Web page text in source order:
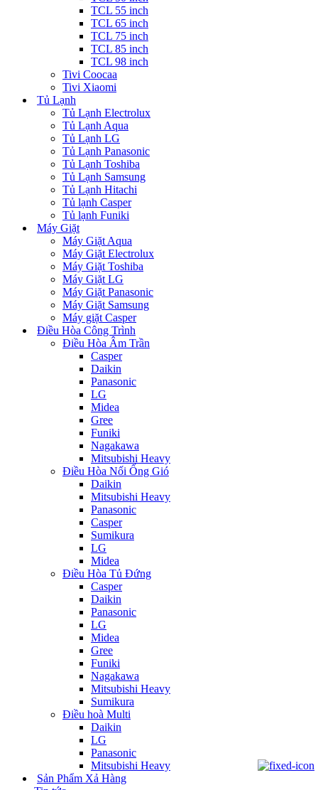
TCL 55 inch
TCL 65 inch
TCL 75 inch
TCL 85 inch
TCL 98 inch
Tivi Coocaa
Tivi Xiaomi
Tủ Lạnh
Tủ Lạnh Electrolux
Tủ Lạnh Aqua
Tủ Lạnh LG
Tủ Lạnh Panasonic
Tủ Lạnh Toshiba
Tủ Lạnh Samsung
Tủ Lạnh Hitachi
Tủ lạnh Casper
Tủ lạnh Funiki
Máy Giặt
Máy Giặt Aqua
Máy Giặt Electrolux
Máy Giặt Toshiba
Máy Giặt LG
Máy Giặt Panasonic
Máy Giặt Samsung
Máy giặt Casper
Điều Hòa Công Trình
Điều Hòa Âm Trần
Casper
Daikin
Panasonic
LG
Midea
Gree
Funiki
Nagakawa
Mitsubishi Heavy
Điều Hòa Nối Ống Gió
Daikin
Mitsubishi Heavy
Panasonic
Casper
Sumikura
LG
Midea
Điều Hòa Tủ Đứng
Casper
Daikin
Panasonic
LG
Midea
Gree
Funiki
Nagakawa
Mitsubishi Heavy
Sumikura
Điều hoà Multi
Daikin
LG
Panasonic
Mitsubishi Heavy
Sản Phẩm Xả Hàng